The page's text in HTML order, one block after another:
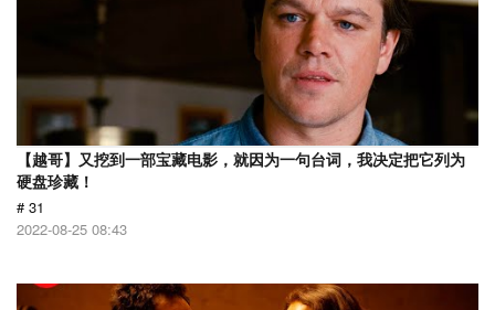
【越哥】又挖到一部宝藏电影，就因为一句台词，我决定把它列为
硬盘珍藏！
# 31
2022-08-25 08:43